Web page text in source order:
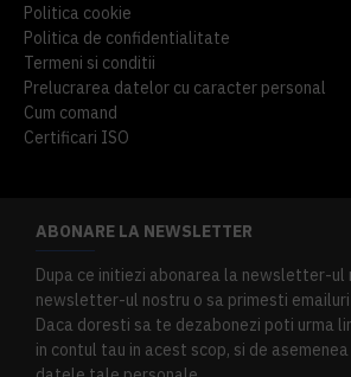
Politica cookie
Politica de confidentialitate
Termeni si conditii
Prelucrarea datelor cu caracter personal
Cum comand
Certificari ISO
ABONARE LA NEWSLETTER
Dupa ce initiezi abonarea la newsletter-
newsletter-ul nostru o sa primesti
Daca doresti sa te dezabonezi poti urma
in contul tau in acest scop, si de